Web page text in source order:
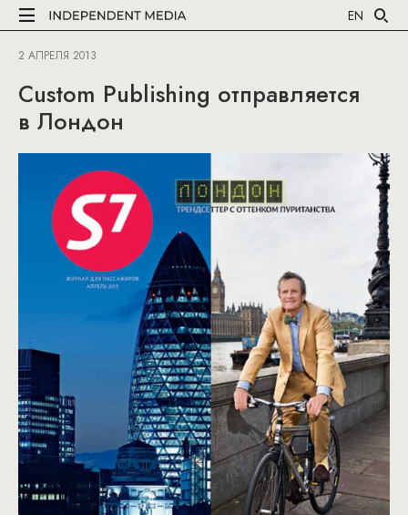
EN
2 АПРЕЛЯ 2013
Custom Publishing отправляется
в Лондон